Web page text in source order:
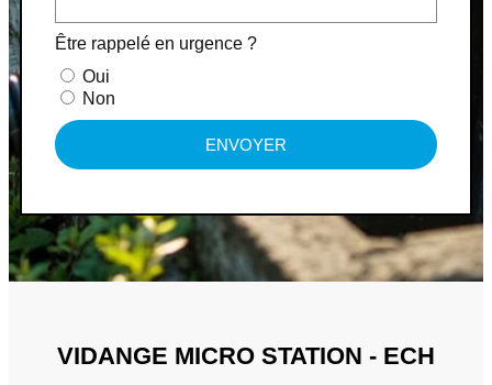
Être rappelé en urgence ?
Oui
Non
ENVOYER
VIDANGE MICRO STATION - ECH